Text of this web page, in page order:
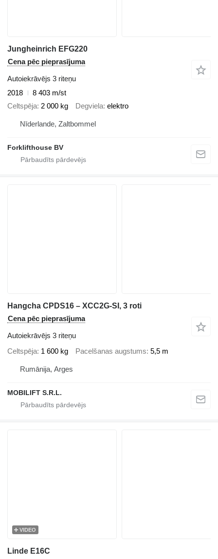
Jungheinrich EFG220
Cena pēc pieprasījuma
Autoiekrāvējs 3 riteņu
2018
8 403 m/st
Celtspēja 2 000 kg Degviela elektro
Nīderlande, Zaltbommel
Forklifthouse BV
Hangcha CPDS16 – XCC2G-SI, 3 roti
Cena pēc pieprasījuma
Autoiekrāvējs 3 riteņu
Celtspēja 1 600 kg Pacelšanas augstums 5,5 m
Rumānija, Arges
MOBILIFT S.R.L.
VIDEO
Linde E16C